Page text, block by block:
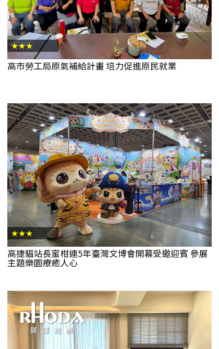
★★★
高市勞工局原氣補給計畫 培力促進原民就業
★★★
高捷貓站長蜜柑連5年臺灣文博會開幕受邀迎賓 參展
主題樂園療癒人心